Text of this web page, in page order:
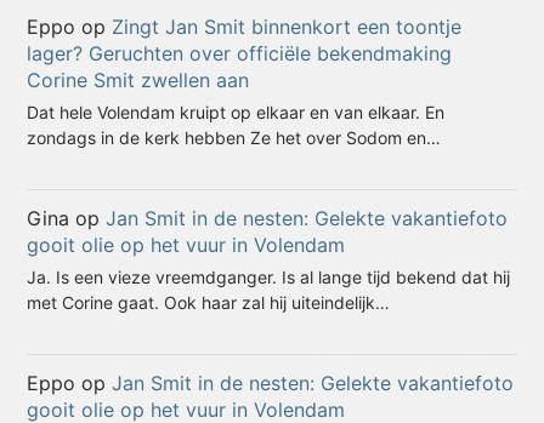
Eppo op Zingt Jan Smit binnenkort een toontje
lager? Geruchten over officiële bekendmaking
Corine Smit zwellen aan
Dat hele Volendam kruipt op elkaar en van elkaar. En
zondags in de kerk hebben Ze het over Sodom en…
Gina opJan Smit in de nesten: Gelekte vakantiefoto
gooit olie op het vuur in Volendam
Ja. Is een vieze vreemdganger. Is al lange tijd bekend dat hij
met Corine gaat. Ook haar zal hij uiteindelijk…
Eppo opJan Smit in de nesten: Gelekte vakantiefoto
gooit olie op het vuur in Volendam